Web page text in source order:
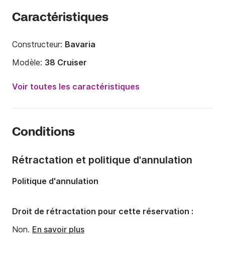
Caractéristiques
Constructeur: Bavaria
Modèle: 38 Cruiser
Année:
Nombre de couchages:
Nombre de salles de bains:
Tirant d'eau:1.95m
Puissance moteur:38cv
Voir toutes les caractéristiques
Conditions
Rétractation et politique d'annulation
Politique d'annulation
Droit de rétractation pour cette réservation :
Non. En savoir plus